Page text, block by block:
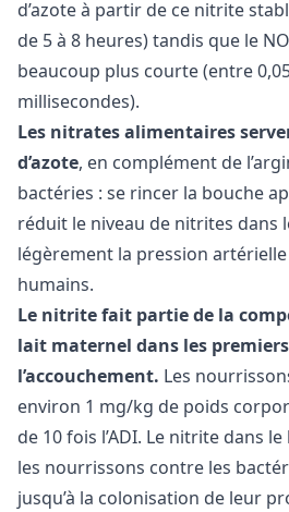
d’azote à partir de ce nitrite
de 5 à 8 heures) tandis que le
beaucoup plus courte (entre
millisecondes).
Les nitrates alimentaires
d’azote, en complément de
bactéries : se rincer la bouche
réduit le niveau de nitrites dans
légèrement la pression
humains.
Le nitrite fait partie de la
lait maternel dans les
l’accouchement. Les
environ 1 mg/kg de poids
de 10 fois l’ADI. Le nitrite dans
les nourrissons contre les
jusqu’à la colonisation de leur